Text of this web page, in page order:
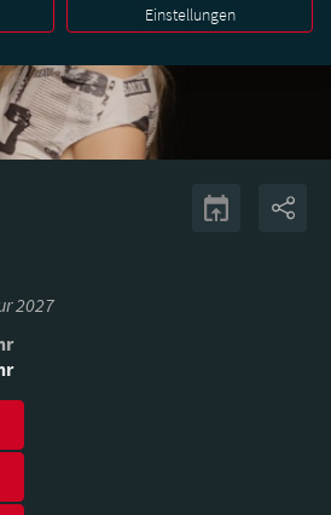
2027
Einstellungen